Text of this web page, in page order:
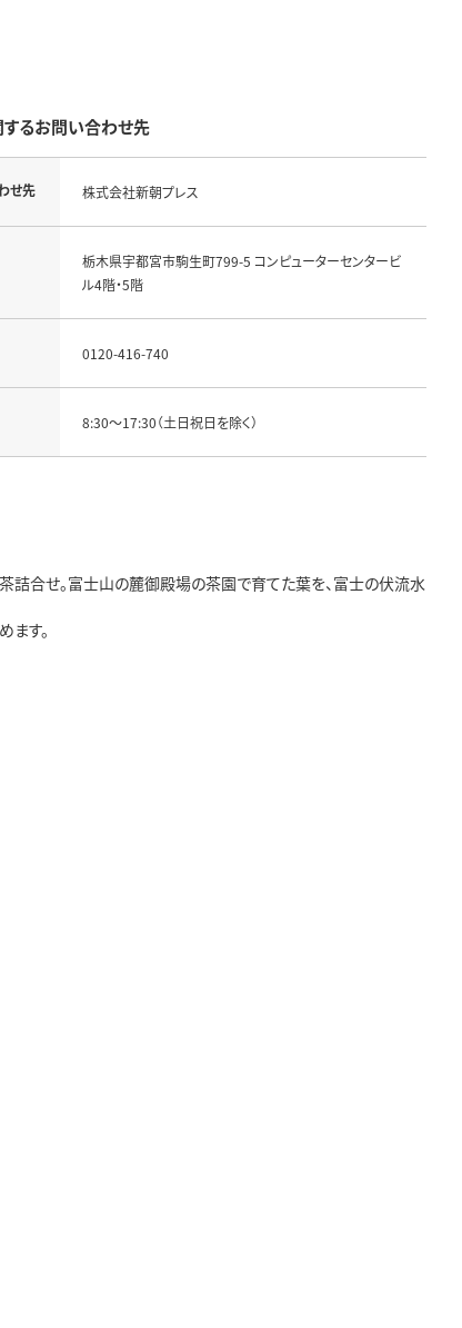
るお問い合わせ先
せ先 株式会社新朝プレス
栃木県宇都宮市駒生町799-5 コンピューターセンタービ
ル4階・5階
0120-416-740
8:30～17:30（土日祝日を除く）
詰合せ。富士山の麓御殿場の茶園で育てた葉を、富士の伏流水
ます。